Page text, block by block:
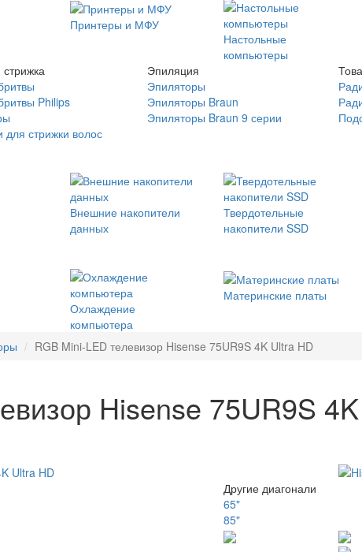
Принтеры и МФУ
Настольные
компьютеры
Philips
стрижки волос
Эпиляция
Эпиляторы
Эпиляторы Braun
Эпиляторы Braun 9 серии
Внешние накопители
данных
Твердотельные
накопители SSD
Охлаждение
компьютера
Материнские платы
RGB Mini-LED телевизор Hisense 75UR9S 4K Ultra HD
Hisense 75UR9S
Другие диагонали
65"
85"